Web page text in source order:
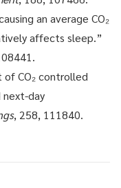
an average CO₂
affects sleep.”
CO₂ controlled
day
, 258, 111840.